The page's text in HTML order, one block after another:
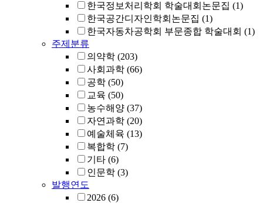
한국정보처리학회 학술대회논문집 (1)
한국공간디자인학회논문집 (1)
한국자동차공학회 부문종합 학술대회 (1)
주제분류
의약학 (203)
사회과학 (66)
공학 (50)
교육 (50)
농수해양 (37)
자연과학 (20)
예술체육 (13)
복합학 (7)
기타 (6)
인문학 (3)
발행연도
2026 (6)